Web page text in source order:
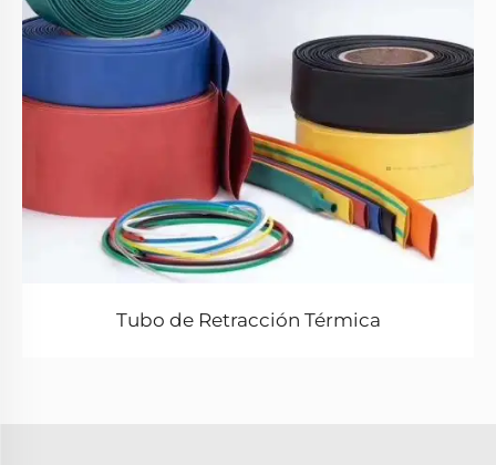
Tubo de Retracción Térmica